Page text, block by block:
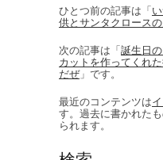
ひとつ前の記事は「
供とサンタクロース
次の記事は「誕生日
カットを作ってくれ
だぜ」です。
最近のコンテンツは
す。過去に書かれた
られます。